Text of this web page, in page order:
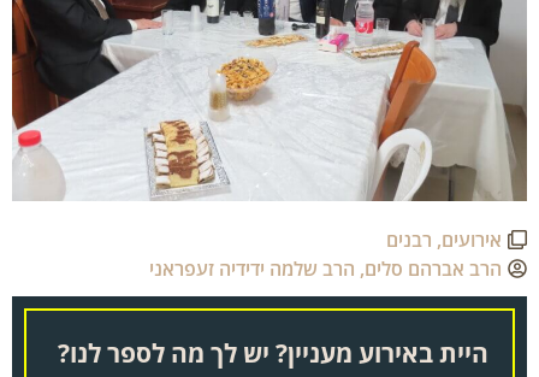
אירועים,רבנים
הרב אברהם סלים,הרב שלמה ידידיה זעפראני
היית באירוע מעניין? יש לך מה לספר לנו?